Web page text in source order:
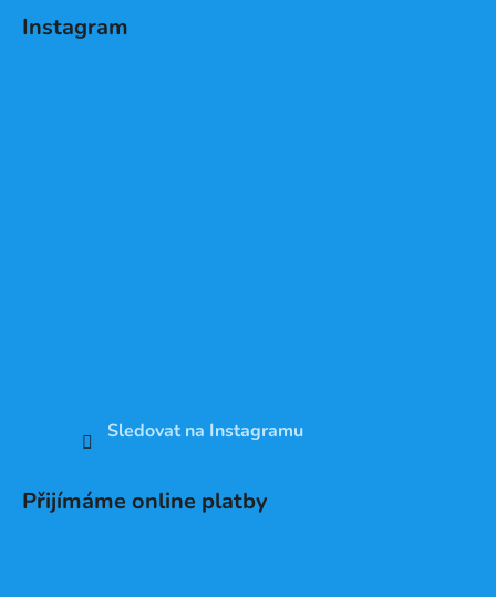
Instagram
Sledovat na Instagramu
Přijímáme online platby